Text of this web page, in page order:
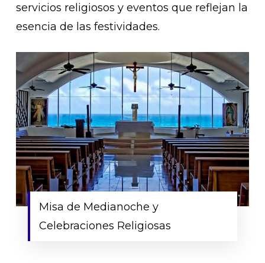
servicios religiosos y eventos que reflejan la
esencia de las festividades.
Misa de Medianoche y
Celebraciones Religiosas